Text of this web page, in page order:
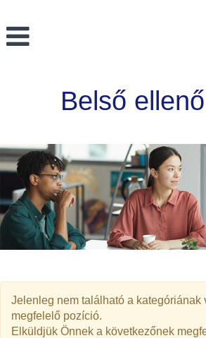
ellenőrzésBelső
Jelenleg nem található a kategóriának
megfelelő pozíció.
Elküldjük Önnek a következőnek